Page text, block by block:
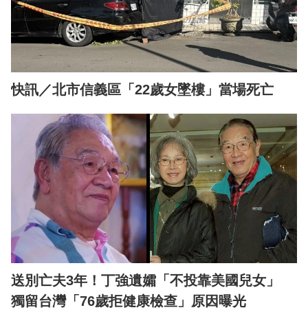
快訊／北市信義區「22歲女墜樓」當場死亡
送別亡夫3年！丁強遺孀「不投靠美國兒女」
獨留台灣「76歲拒健康檢查」原因曝光